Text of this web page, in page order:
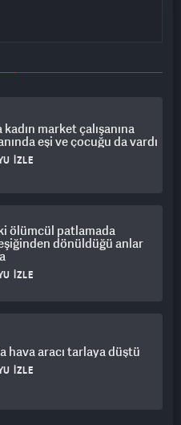
market çalışanına
eşi ve çocuğu da vardı
İZLE
ölümcül patlamada
dönüldüğü anlar
İZLE
hava aracı tarlaya düştü
İZLE